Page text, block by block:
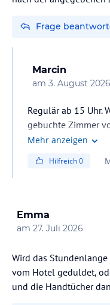
Frage
Marcin
am 3. August 2026
Regulär ab 15 Uhr.
gebuchte Zimmer
Rezeption nachfragen
Mehr anzeigen
Hilfreich0
Emma
am 27. Juli 2026
Wird das
vom Hotel geduldet,
und die Handtücher